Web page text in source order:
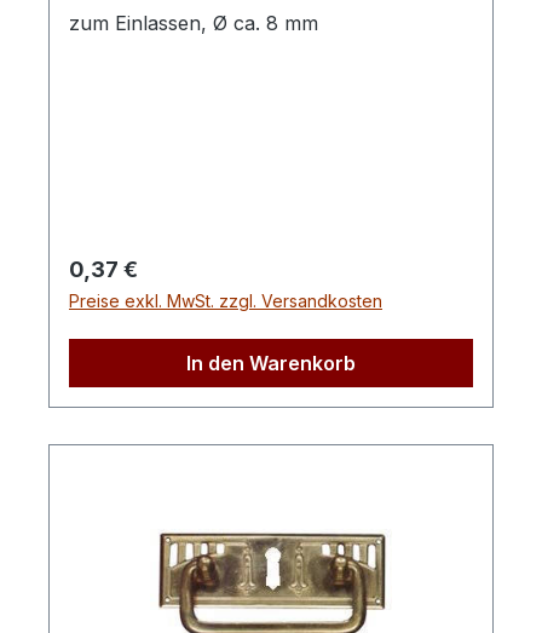
zum Einlassen, Ø ca. 8 mm
Regulärer Preis:
0,37 €
Preise exkl. MwSt. zzgl. Versandkosten
In den Warenkorb